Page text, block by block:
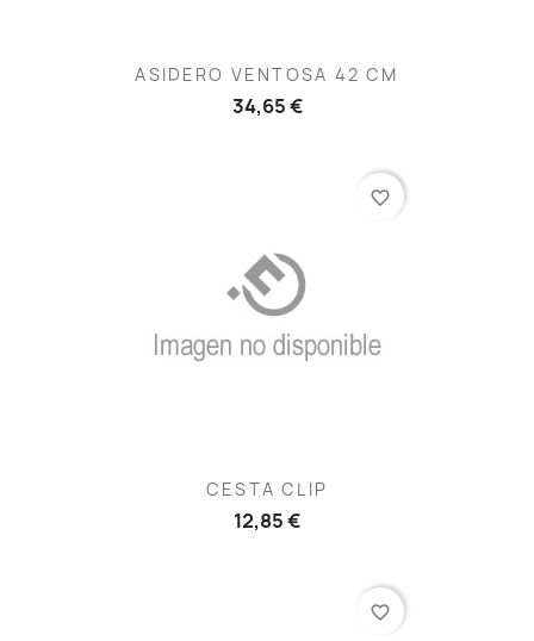
ASIDERO VENTOSA 42 CM
34,65 €
CESTA CLIP
12,85 €
favorite_border
favorite_border